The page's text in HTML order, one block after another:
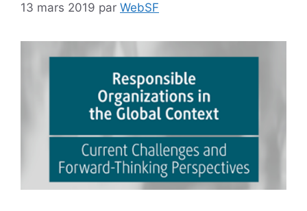
13 mars 2019 par WebSF